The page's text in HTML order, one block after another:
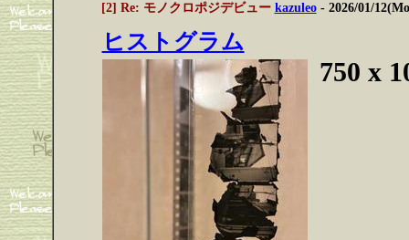
[2] Re: モノクロポジデビュー kazuleo- 2026/01/
ヒストグラム
750 x